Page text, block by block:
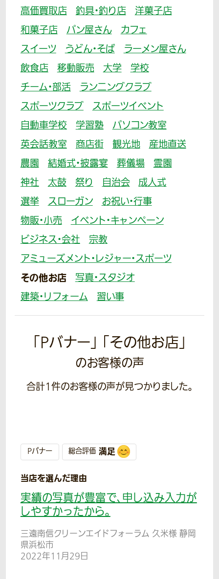
高価買取店
釣具・釣り店
洋菓子店
和菓子店
パン屋さん
カフェ
スイーツ
うどん・そば
ラーメン屋さん
飲食店
移動販売 大学
学校
チーム・部活
ランニングクラブ
スポーツクラブ
スポーツイベント
自動車学校
学習塾
パソコン教室
英会話教室
商店街 観光地
産地直送
農園
結婚式・披露宴 葬儀場
霊園
神社
太鼓 祭り 自治会
成人式
選挙
スローガン
お祝い・行事
物販・小売
イベント・キャンペーン
ビジネス・会社
宗教
アミューズメント・レジャー・スポーツ
その他お店
写真・スタジオ
建築・リフォーム
習い事
「Pバナー」 「その他お店」
のお客様の声
合計1件のお客様の声が見つかりました。
Pバナー 総合評価 満足
当店を選んだ理由
実績の写真が豊富で、申し込み入力が
しやすかったから。
三遠南信クリーンエイドフォーラム 久米様 静岡
県浜松市
2022年11月29日